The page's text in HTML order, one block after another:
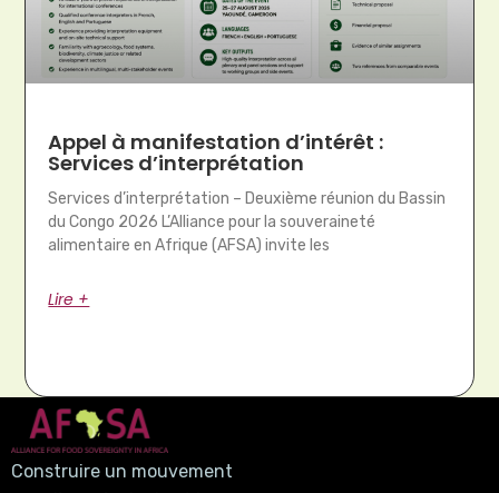
Appel à manifestation d’intérêt :
Services d’interprétation
Services d’interprétation – Deuxième réunion du Bassin
du Congo 2026 L’Alliance pour la souveraineté
alimentaire en Afrique (AFSA) invite les
Lire +
Construire un mouvement